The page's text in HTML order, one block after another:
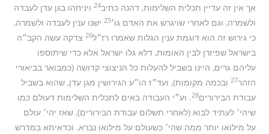
אך אין זה עדיין תכלית השלימות, דהנה כתיב24 ויניחהו בגן עדן לעבדה
ולשמרה, וגם לאחרי שויגרש את האדם גו׳25 ישנו ענין לעבדה ולשמרה,
כי גירוש זה הוא דוגמת ענין הגלות שאמרו רז״ל26 צדקה עשה הקב״ה
בישראל שפיזרן לבין האומות, דלא גלו ישראל אלא כדי שיתוספו
עליהם גרים, היינו בשביל להעלות כל הניצוצי קדושה (כמבואר בביאורי
הזהר27 ובכמה מקומות), ועד״ז הו״ע הגירושין מגן עדן, שהוא בשביל
עבודת הבירורים28. וע״י העבודה באים לתכלית השלימות דעולם כמו
שיהי׳ לעתיד לבוא (לאחרי תשלום עבודת הבירורים), שאז יהי׳ עולם
על מילואו יותר ממה שהי׳ כשעולם על מילואו נברא. וכדאיתא במדרש